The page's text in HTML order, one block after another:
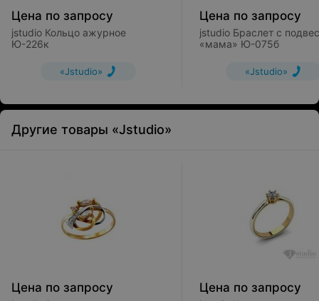
Цена по запросу
jstudio Кольцо ажурное
Ю-226к
«Jstudio»
Цена по запросу
jstudio Браслет с
«мама» Ю-075б
«Jstudio»
Другие товары «Jstudio»
Цена по запросу Цена по запросу